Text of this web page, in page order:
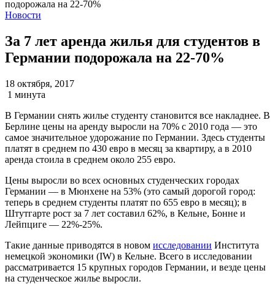
Новости
За 7 лет аренда жилья для студентов в
Германии подорожала на 22-70%
18 октября, 2017
1 минута
В Германии снять жилье студенту становится все накладнее. В
Берлине цены на аренду выросли на 70% с 2010 года — это
самое значительное удорожание по Германии. Здесь студенты
платят в среднем по 430 евро в месяц за квартиру, а в 2010
аренда стоила в среднем около 255 евро.
Цены выросли во всех основных студенческих городах
Германии — в Мюнхене на 53% (это самый дорогой город:
теперь в среднем студенты платят по 655 евро в месяц); в
Штутгарте рост за 7 лет составил 62%, в Кельне, Бонне и
Лейпциге — 22%-25%.
Такие данные приводятся в новом исследовании Института
немецкой экономики (IW) в Кельне. Всего в исследовании
рассматривается 15 крупных городов Германии, и везде цены
на студенческое жилье выросли.